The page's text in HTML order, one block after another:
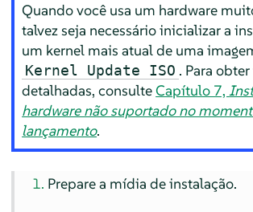
Quando você usa um hardware
talvez seja necessário inicializar a
um kernel mais atual de uma
Kernel Update ISO . Para
detalhadas, consulteCapítulo 7,
hardware não suportado no
lançamento.
Prepare a mídia de instalação.